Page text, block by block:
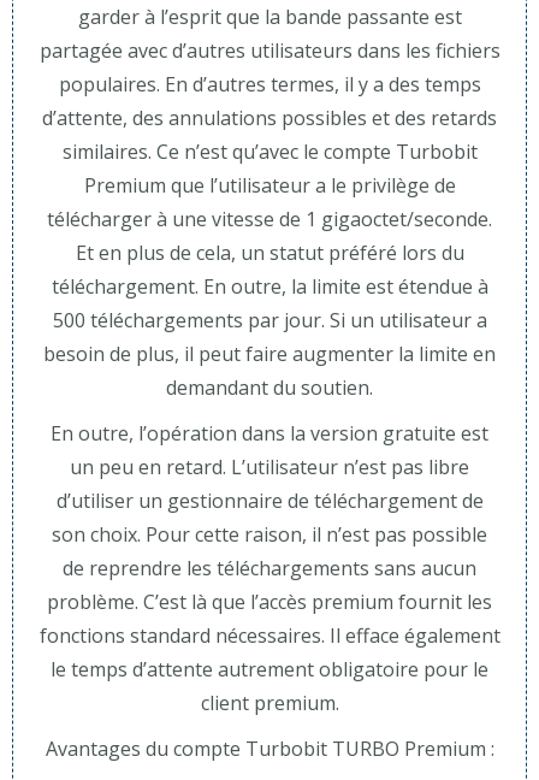
garder à l’esprit que la bande passante est
partagée avec d’autres utilisateurs dans les fichiers
populaires. En d’autres termes, il y a des temps
d’attente, des annulations possibles et des retards
similaires. Ce n’est qu’avec le compte Turbobit
Premium que l’utilisateur a le privilège de
télécharger à une vitesse de 1 gigaoctet/seconde.
Et en plus de cela, un statut préféré lors du
téléchargement. En outre, la limite est étendue à
500 téléchargements par jour. Si un utilisateur a
besoin de plus, il peut faire augmenter la limite en
demandant du soutien.
En outre, l’opération dans la version gratuite est
un peu en retard. L’utilisateur n’est pas libre
d’utiliser un gestionnaire de téléchargement de
son choix. Pour cette raison, il n’est pas possible
de reprendre les téléchargements sans aucun
problème. C’est là que l’accès premium fournit les
fonctions standard nécessaires. Il efface également
le temps d’attente autrement obligatoire pour le
client premium.
Avantages du compte Turbobit TURBO Premium :